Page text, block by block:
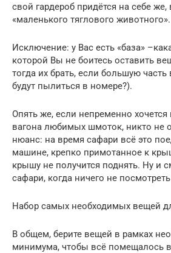
свой гардероб придётся на себе
«маленького тяглового животного».
Исключение: у Вас есть «база»
которой Вы не боитесь оставить
тогда их брать, если большую
будут пылиться в номере?).
Опять же, если непременно хочется
вагона любимых шмоток, никто не
нюанс: на время сафари всё это
машине, крепко примотанное к
крышу не получится поднять. Ну и
сафари, когда ничего не
Набор самых необходимых вещей
В общем, берите вещей в рамках
минимума, чтобы всё помещалось